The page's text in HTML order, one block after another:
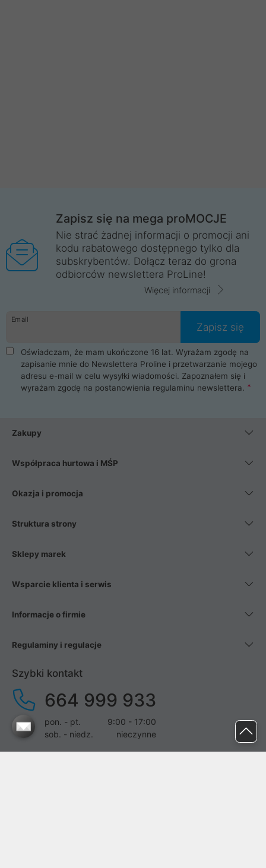
Zapisz się na mega proMOCJE
Nie strać żadnej informacji o promocji ani
kodu rabatowego dostępnego tylko dla
subskrybentów. Dołącz teraz do grona
odbiorców newslettera ProLine!
Więcej informacji
Email
Zapisz się
Oświadczam, że mam ukończone 16 lat. Wyrażam zgodę na
zapisanie mnie do Newslettera Proline i przetwarzanie mojego
adresu e-mail w celu wysyłki wiadomości. Zapoznałem się i
wyrażam zgodę na postanowienia regulaminu newslettera.
Zakupy
Współpraca hurtowa i MŚP
Okazja i promocja
Struktura strony
Sklepy marek
Wsparcie klienta i serwis
Informacje o firmie
Regulaminy i regulacje
Szybki kontakt
664 999 933
pon. - pt.
9:00 - 17:00
sob. - niedz.
nieczynne